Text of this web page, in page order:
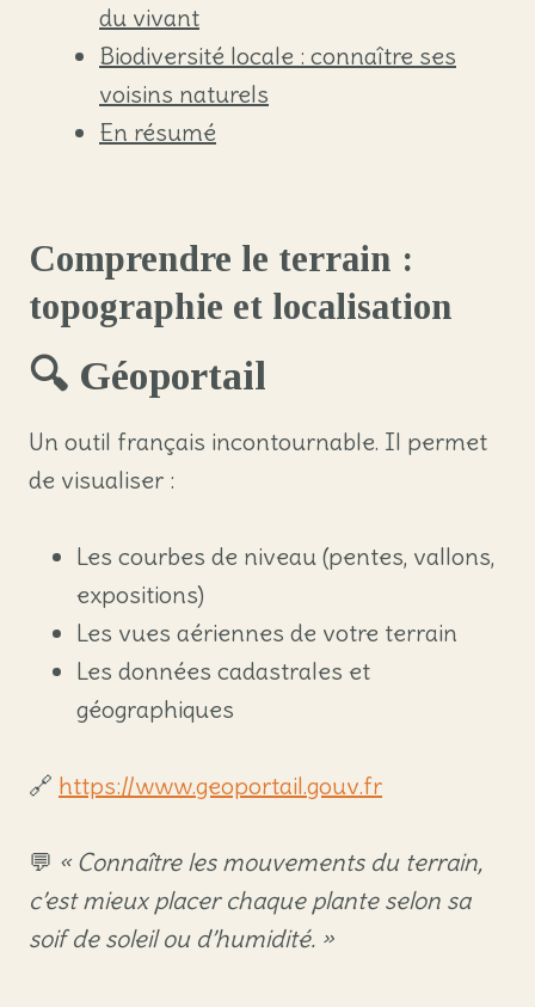
du vivant
Biodiversité locale : connaître ses
voisins naturels
En résumé
Comprendre le terrain :
topographie et localisation
🔍 Géoportail
Un outil français incontournable. Il permet
de visualiser :
Les courbes de niveau (pentes, vallons,
expositions)
Les vues aériennes de votre terrain
Les données cadastrales et
géographiques
🔗 https://www.geoportail.gouv.fr
💬 « Connaître les mouvements du terrain,
c’est mieux placer chaque plante selon sa
soif de soleil ou d’humidité. »